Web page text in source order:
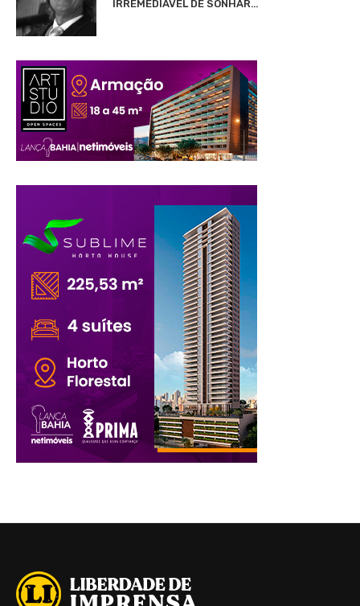
IRREMEDIÁVEL DE SONHAR…